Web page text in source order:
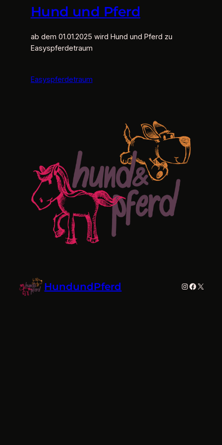
Hund und Pferd
ab dem 01.01.2025 wird Hund und Pferd zu
Easyspferdetraum
Easyspferdetraum
HundundPferd Instagram
X